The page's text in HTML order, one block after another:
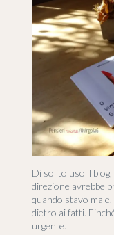
Di solito uso il
direzione avrebbe
quando stavo
dietro ai fatti.
urgente.